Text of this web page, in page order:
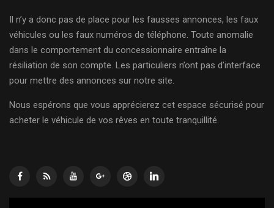
Il n’y a donc pas de place pour les fausses annonces, les faux
véhicules ou les faux numéros de téléphone. Toute anomalie
dans le comportement du concessionnaire entraîne la
résiliation de son compte. Les particuliers n’ont pas d’interface
pour mettre des annonces sur notre site.
Nous espérons que vous apprécierez cet espace sécurisé pour
acheter le véhicule de vos rêves en toute tranquillité.